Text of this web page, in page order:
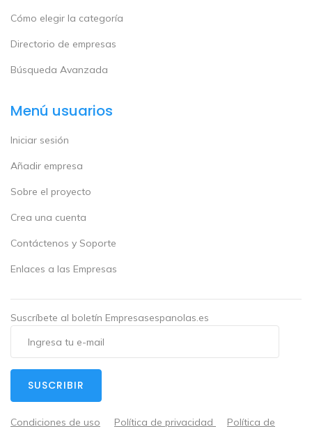
Cómo elegir la categoría
Directorio de empresas
Búsqueda Avanzada
Menú usuarios
Iniciar sesión
Añadir empresa
Sobre el proyecto
Crea una cuenta
Contáctenos y Soporte
Enlaces a las Empresas
Suscríbete al boletín Empresasespanolas.es
Condiciones de uso Política de privacidad Política de
SUSCRIBIR